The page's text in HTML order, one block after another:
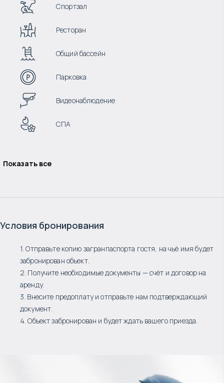
Спортзал
Ресторан
Общий бассейн
Парковка
Видеонаблюдение
СПА
Показать все
Условия бронирования
1. Отправьте копию загранпаспорта гостя, на чьё имя будет
забронирован объект.
2. Получите необходимые документы — счёт и договор на
аренду.
3. Внесите предоплату и отправьте нам подтверждающий
документ.
4. Объект забронирован и будет ждать вашего приезда.